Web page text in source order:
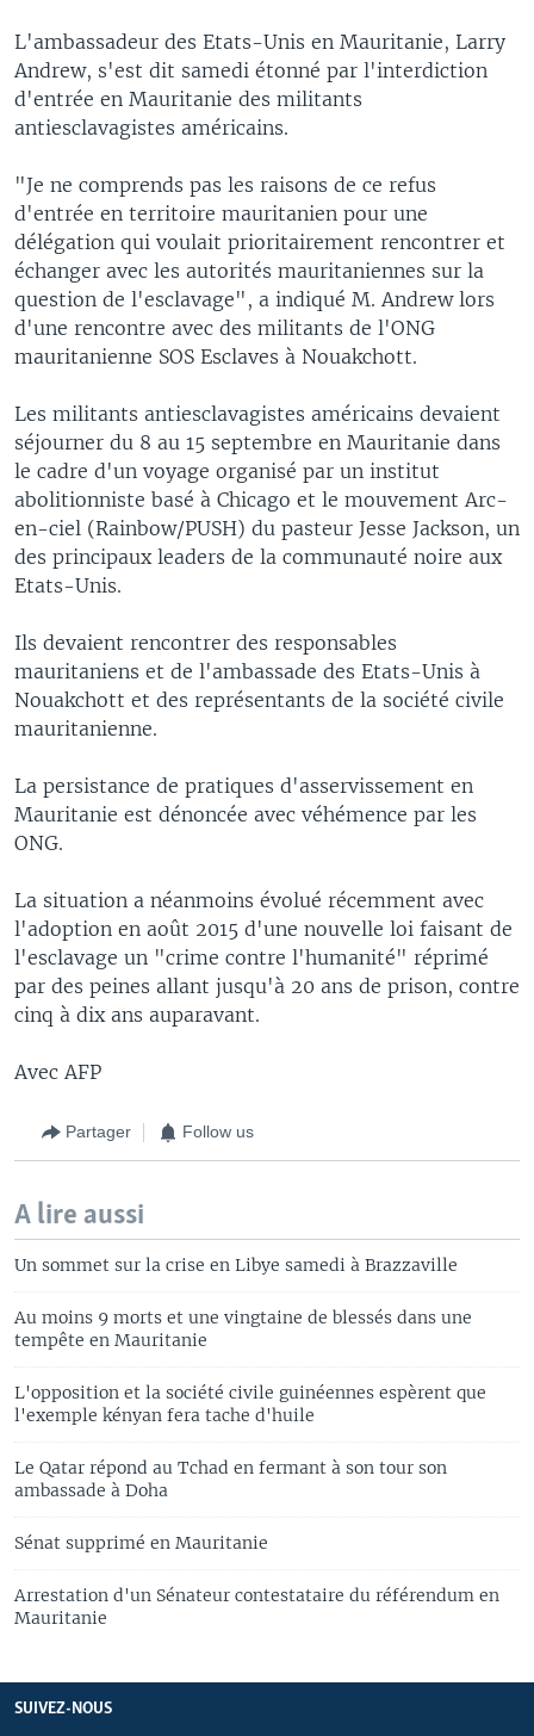
L'ambassadeur des Etats-Unis en Mauritanie, Larry
Andrew, s'est dit samedi étonné par l'interdiction
d'entrée en Mauritanie des militants
antiesclavagistes américains.
"Je ne comprends pas les raisons de ce refus
d'entrée en territoire mauritanien pour une
délégation qui voulait prioritairement rencontrer et
échanger avec les autorités mauritaniennes sur la
question de l'esclavage", a indiqué M. Andrew lors
d'une rencontre avec des militants de l'ONG
mauritanienne SOS Esclaves à Nouakchott.
Les militants antiesclavagistes américains devaient
séjourner du 8 au 15 septembre en Mauritanie dans
le cadre d'un voyage organisé par un institut
abolitionniste basé à Chicago et le mouvement Arc-
en-ciel (Rainbow/PUSH) du pasteur Jesse Jackson, un
des principaux leaders de la communauté noire aux
Etats-Unis.
Ils devaient rencontrer des responsables
mauritaniens et de l'ambassade des Etats-Unis à
Nouakchott et des représentants de la société civile
mauritanienne.
La persistance de pratiques d'asservissement en
Mauritanie est dénoncée avec véhémence par les
ONG.
La situation a néanmoins évolué récemment avec
l'adoption en août 2015 d'une nouvelle loi faisant de
l'esclavage un "crime contre l'humanité" réprimé
par des peines allant jusqu'à 20 ans de prison, contre
cinq à dix ans auparavant.
Avec AFP
Partager Follow us
A lire aussi
Un sommet sur la crise en Libye samedi à Brazzaville
Au moins 9 morts et une vingtaine de blessés dans une
tempête en Mauritanie
L'opposition et la société civile guinéennes espèrent que
l'exemple kényan fera tache d'huile
Le Qatar répond au Tchad en fermant à son tour son
ambassade à Doha
Sénat supprimé en Mauritanie
Arrestation d'un Sénateur contestataire du référendum en
Mauritanie
SUIVEZ-NOUS